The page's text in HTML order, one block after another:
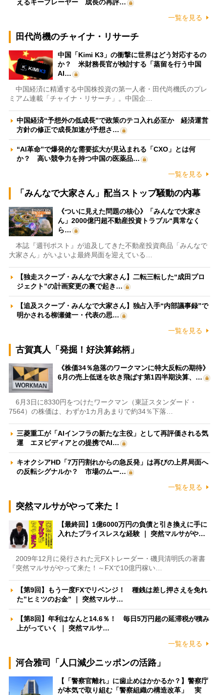
えるキープレーヤー 成長の再評…
一覧を見る
田代尚機のチャイナ・リサーチ
中国「Kimi K3」の衝撃に世界はどう対応するの
か？ 米財務長官が検討する「蒸留を行う中国
AI…
中国経済に精通する中国株投資の第一人者・田代尚機氏のプレ
ミアム連載「チャイナ・リサーチ」。中国企…
中国経済“予想外の低成長”で政策のテコ入れ必至か 経済運営
方針の修正で成長加速が予想さ…
“AI革命”で爆発的な需要拡大が見込まれる「CXO」とは何
か？ 高い競争力を持つ中国の医薬品…
一覧を見る
「みんなで大家さん」配当ストップ騒動の内幕
《ついに見えた問題の核心》「みんなで大家さ
ん」2000億円超不動産投資トラブル“異常なく
ら…
本誌『週刊ポスト』が追及してきた不動産投資商品「みんなで
大家さん」がいよいよ最終局面を迎えている…
【独走スクープ・みんなで大家さん】二転三転した“成田プロ
ジェクト”の計画変更の裏で起き…
【追及スクープ・みんなで大家さん】独占入手“内部議事録”で
明かされる柳瀬健一・代表の思…
一覧を見る
古賀真人「発掘！好決算銘柄」
《株価34％急落のワークマンに特大反転の期待》
6月の売上低迷を吹き飛ばす第1四半期決算、…
6月3日に8330円をつけたワークマン（東証スタンダード・
7564）の株価は、わずか1カ月あまりで約34％下落…
三菱重工が「AIインフラの新たな主役」として再評価される気
運 エヌビディアとの提携でAI…
キオクシアHD「7万円割れからの急反発」は再びの上昇局面へ
の反転シグナルか？ 市場のムー…
一覧を見る
突然マルサがやって来た！
【最終回】1億6000万円の負債と引き換えに手に
入れたプライスレスな経験 ｜ 突然マルサがや…
2009年12月に発行された元FXトレーダー・磯貝清明氏の著書
『突然マルサがやって来た！～FXで10億円稼い…
【第9回】もう一度FXでリベンジ！ 種銭は差し押さえを免れ
た”ヒミツのお金” ｜ 突然マルサ…
【第8回】年利はなんと14.6％！ 毎日5万円超の延滞税が積み
上がっていく ｜ 突然マルサ…
一覧を見る
河合雅司「人口減少ニッポンの活路」
【「警察官離れ」に歯止めはかかるか？】警察庁
が本気で取り組む「警察組織の構造改革」 実